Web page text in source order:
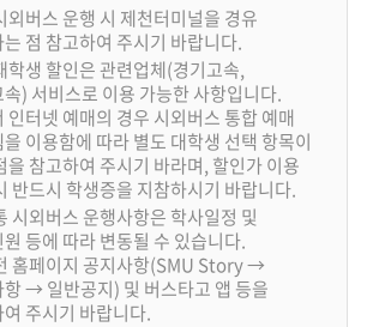
외버스 운행 시 제천터미널을 경유
점 참고하여 주시기 바랍니다.
학생 할인은 관련업체(경기고속,
) 서비스로 이용 가능한 사항입니다.
인터넷 예매의 경우 시외버스 통합 예매
이용함에 따라 별도 대학생 선택 항목이
을 참고하여 주시기 바라며, 할인가 이용
반드시 학생증을 지참하시기 바랍니다.
시외버스 운행사항은 학사일정 및
등에 따라 변동될 수 있습니다.
홈페이지 공지사항(SMU Story →
항 → 일반공지) 및 버스타고 앱 등을
주시기 바랍니다.